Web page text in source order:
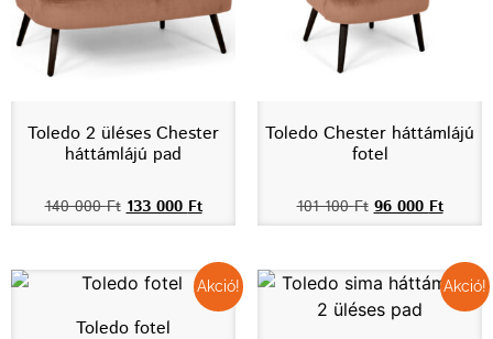
Toledo 2 üléses Chester
háttámlájú pad
140 000Ft 133 000 Ft
Toledo Chester háttámlájú
fotel
101 100Ft 96 000 Ft
Akció!
Toledo fotel
Akció!